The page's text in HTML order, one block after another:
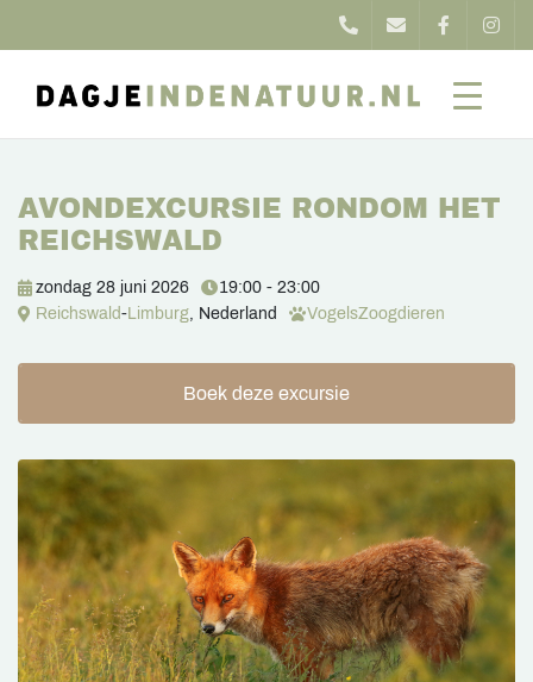
AVONDEXCURSIE RONDOM HET
REICHSWALD
zondag 28 juni 2026
19:00 - 23:00
Reichswald-Limburg, Nederland VogelsZoogdieren
Boek deze excursie